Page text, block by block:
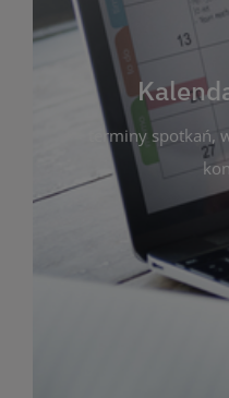
terminy spotkań,
wydarzenia kulturalne
przez bibliotekę.
spotkań,
Dzięki
zaplanujesz
wydarzeniach.
bieżąco, by zawsze
biblioteki.
w życiu